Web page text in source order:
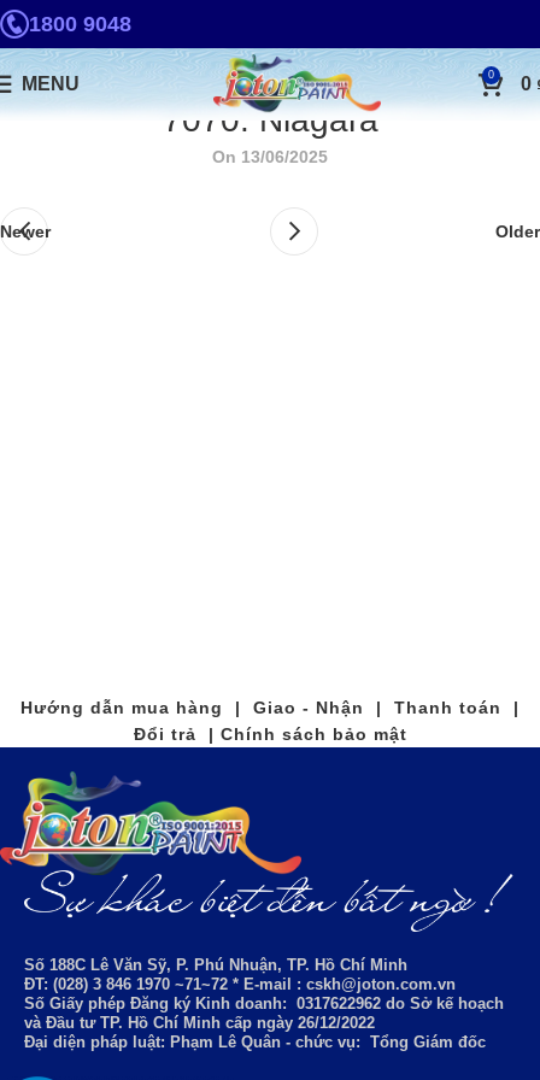
1800 9048
MENU 0 0
7070. Niagara
On 13/06/2025
Newer Older
Hướng dẫn mua hàng | Giao - Nhận | Thanh toán |
Đổi trả | Chính sách bảo mật
Số 188C Lê Văn Sỹ, P. Phú Nhuận, TP. Hồ Chí Minh
ĐT: (028) 3 846 1970 ~71~72 * E-mail : cskh@joton.com.vn
Số Giấy phép Đăng ký Kinh doanh: 0317622962 do Sở kế hoạch
và Đầu tư TP. Hồ Chí Minh cấp ngày 26/12/2022
Đại diện pháp luật: Phạm Lê Quân - chức vụ: Tổng Giám đốc